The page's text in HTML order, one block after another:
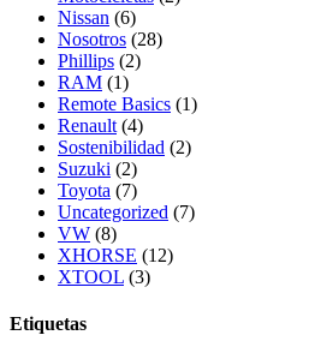
Nissan (6)
Nosotros (28)
Phillips (2)
RAM (1)
Remote Basics (1)
Renault (4)
Sostenibilidad (2)
Suzuki (2)
Toyota (7)
Uncategorized (7)
VW (8)
XHORSE (12)
XTOOL (3)
Etiquetas